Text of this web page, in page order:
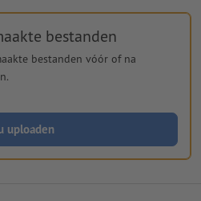
bestanden
bestanden vóór of na
uploaden